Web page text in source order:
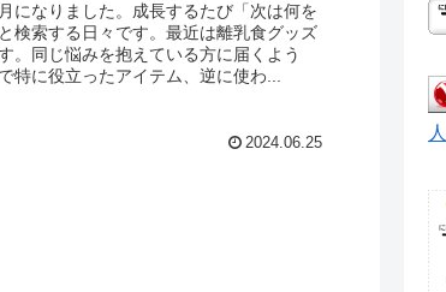
になりました。成長するたび「次は何を
検索する日々です。最近は離乳食グッズ
。同じ悩みを抱えている方に届くよう
特に役立ったアイテム、逆に使わ...
2024.06.25